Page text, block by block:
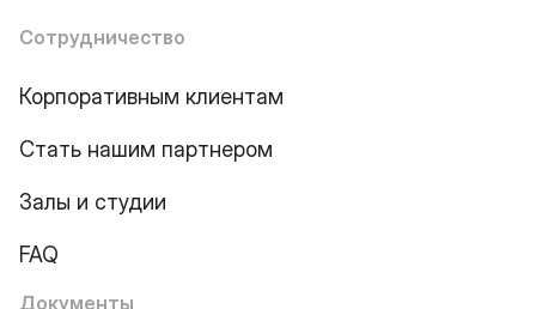
Сотрудничество
Корпоративным клиентам
Стать нашим партнером
Залы и студии
FAQ
Документы